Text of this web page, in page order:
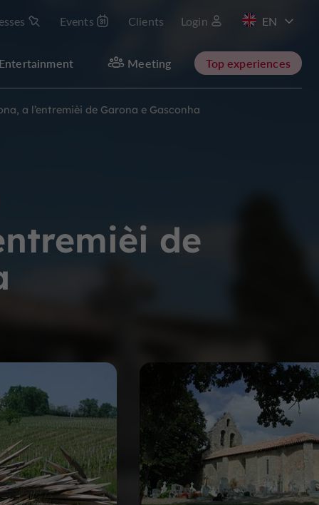
Events Clients Login
FR
Entertainment Meeting Top experiences
a l’entremièi de Garona e Gasconha
de